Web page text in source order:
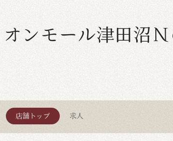
オンモール津田
店舗トップ 求人